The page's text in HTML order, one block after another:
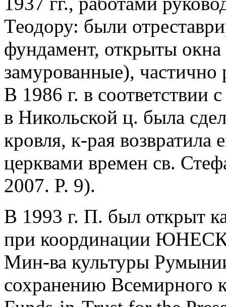
Теодору: были
фундамент, открыты
замурованные),
В 1986 г. в соответствии
в Никольской ц. была
кровля, к-рая возвратила
церквами времен св.
2007. P. 9).
В 1993 г. П. был открыт
при координации
Мин-ва культуры
сохранению Всемирного